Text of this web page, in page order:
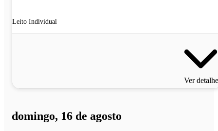
Leito Individual
Ver
domingo, 16 de agosto